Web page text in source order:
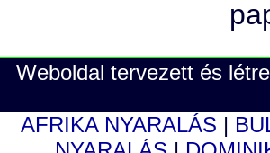
Weboldal tervezett és
AFRIKA NYARALÁS |